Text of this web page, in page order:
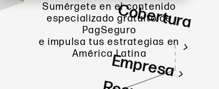
Cobertura
Empresa
Sumérgete en el contenido
especializado gratuito de
PagSeguro
e impulsa tus estrategias en
América Latina